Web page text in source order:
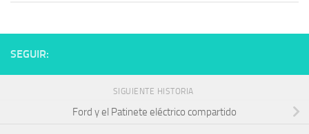
SEGUIR:
SIGUIENTE HISTORIA
Ford y el Patinete eléctrico compartido